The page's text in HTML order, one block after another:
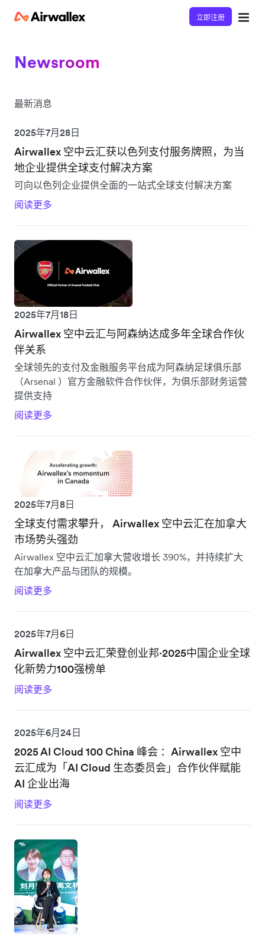
立即注册
Newsroom
最新消息
2025年7月28日
Airwallex 空中云汇获以色列支付服务牌照，为当
地企业提供全球支付解决方案
可向以色列企业提供全面的一站式全球支付解决方案
阅读更多
2025年7月18日
Airwallex 空中云汇与阿森纳达成多年全球合作伙
伴关系
全球领先的支付及金融服务平台成为阿森纳足球俱乐部
（Arsenal ）官方金融软件合作伙伴，为俱乐部财务运营
提供支持
阅读更多
2025年7月8日
全球支付需求攀升， Airwallex 空中云汇在加拿大
市场势头强劲
Airwallex 空中云汇加拿大营收增长 390%，并持续扩大
在加拿大产品与团队的规模。
阅读更多
2025年7月6日
Airwallex 空中云汇荣登创业邦·2025中国企业全球
化新势力100强榜单
阅读更多
2025年6月24日
2025 AI Cloud 100 China 峰会 ：Airwallex 空中
云汇成为「AI Cloud 生态委员会」合作伙伴赋能
AI 企业出海
阅读更多